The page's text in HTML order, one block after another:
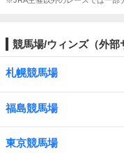
競馬場/ウィンズ（外部
札幌競馬場
福島競馬場
東京競馬場